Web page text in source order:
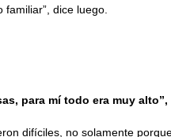
dice luego.
para mí todo era muy
difíciles, no solamente